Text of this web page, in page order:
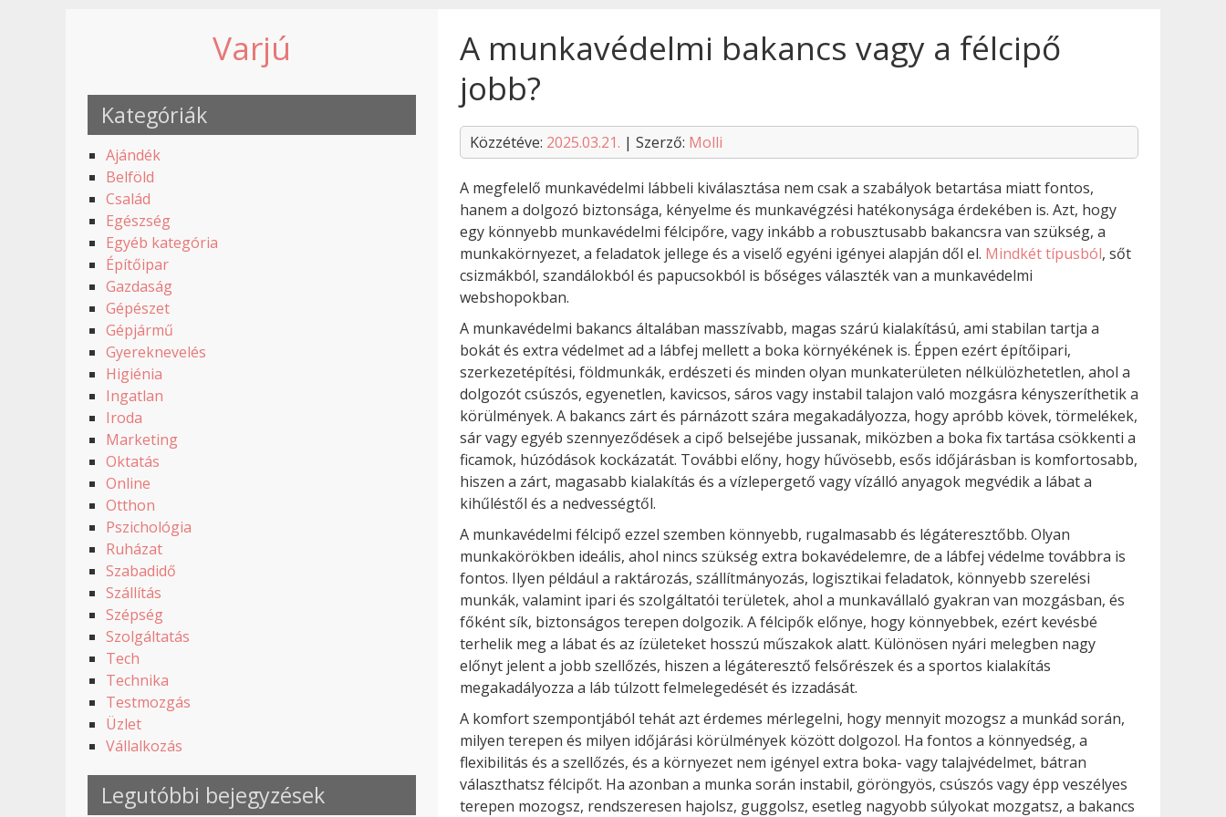
Varjú
Kategóriák
Ajándék
Belföld
Család
Egészség
Egyéb kategória
Építőipar
Gazdaság
Gépészet
Gépjármű
Gyereknevelés
Higiénia
Ingatlan
Iroda
Marketing
Oktatás
Online
Otthon
Pszichológia
Ruházat
Szabadidő
Szállítás
Szépség
Szolgáltatás
Tech
Technika
Testmozgás
Üzlet
Vállalkozás
Legutóbbi bejegyzések
A munkavédelmi bakancs vagy a félcipő
jobb?
Közzétéve: 2025.03.21. | Szerző: Molli
A megfelelő munkavédelmi lábbeli kiválasztása nem csak a szabályok betartása miatt fontos,
hanem a dolgozó biztonsága, kényelme és munkavégzési hatékonysága érdekében is. Azt, hogy
egy könnyebb munkavédelmi félcipőre, vagy inkább a robusztusabb bakancsra van szükség, a
munkakörnyezet, a feladatok jellege és a viselő egyéni igényei alapján dől el. Mindkét típusból, sőt
csizmákból, szandálokból és papucsokból is bőséges választék van a munkavédelmi
webshopokban.
A munkavédelmi bakancs általában masszívabb, magas szárú kialakítású, ami stabilan tartja a
bokát és extra védelmet ad a lábfej mellett a boka környékének is. Éppen ezért építőipari,
szerkezetépítési, földmunkák, erdészeti és minden olyan munkaterületen nélkülözhetetlen, ahol a
dolgozót csúszós, egyenetlen, kavicsos, sáros vagy instabil talajon való mozgásra kényszeríthetik a
körülmények. A bakancs zárt és párnázott szára megakadályozza, hogy apróbb kövek, törmelékek,
sár vagy egyéb szennyeződések a cipő belsejébe jussanak, miközben a boka fix tartása csökkenti a
ficamok, húzódások kockázatát. További előny, hogy hűvösebb, esős időjárásban is komfortosabb,
hiszen a zárt, magasabb kialakítás és a vízlepergető vagy vízálló anyagok megvédik a lábat a
kihűléstől és a nedvességtől.
A munkavédelmi félcipő ezzel szemben könnyebb, rugalmasabb és légáteresztőbb. Olyan
munkakörökben ideális, ahol nincs szükség extra bokavédelemre, de a lábfej védelme továbbra is
fontos. Ilyen például a raktározás, szállítmányozás, logisztikai feladatok, könnyebb szerelési
munkák, valamint ipari és szolgáltatói területek, ahol a munkavállaló gyakran van mozgásban, és
főként sík, biztonságos terepen dolgozik. A félcipők előnye, hogy könnyebbek, ezért kevésbé
terhelik meg a lábat és az ízületeket hosszú műszakok alatt. Különösen nyári melegben nagy
előnyt jelent a jobb szellőzés, hiszen a légáteresztő felsőrészek és a sportos kialakítás
megakadályozza a láb túlzott felmelegedését és izzadását.
A komfort szempontjából tehát azt érdemes mérlegelni, hogy mennyit mozogsz a munkád során,
milyen terepen és milyen időjárási körülmények között dolgozol. Ha fontos a könnyedség, a
flexibilitás és a szellőzés, és a környezet nem igényel extra boka- vagy talajvédelmet, bátran
választhatsz félcipőt. Ha azonban a munka során instabil, göröngyös, csúszós vagy épp veszélyes
terepen mozogsz, rendszeresen hajolsz, guggolsz, esetleg nagyobb súlyokat mozgatsz, a bakancs